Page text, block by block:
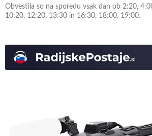
Obvestila so na sporedu vsak dan ob 2:20,
10:20, 12:20, 13:30 in 16:30, 18:00, 19:00.